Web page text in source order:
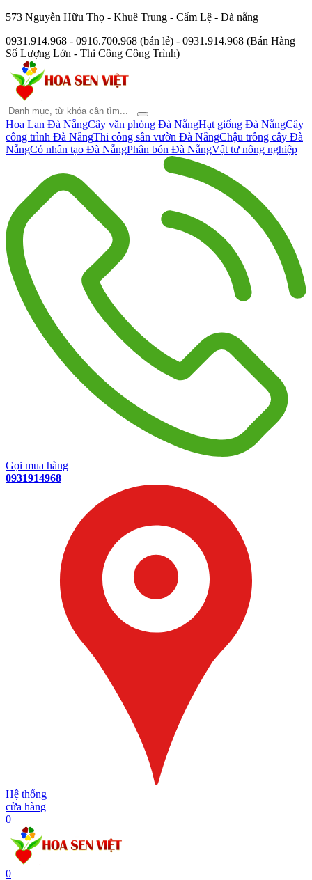
573 Nguyễn Hữu Thọ - Khuê Trung - Cẩm Lệ - Đà nẵng
0931.914.968 - 0916.700.968 (bán lẻ) - 0931.914.968 (Bán Hàng
Số Lượng Lớn - Thi Công Công Trình)
Hoa Lan Đà NẵngCây văn phòng Đà NẵngHạt giống Đà NẵngCây
công trình Đà NẵngThi công sân vườn Đà NẵngChậu trồng cây Đà
NẵngCỏ nhân tạo Đà NẵngPhân bón Đà NẵngVật tư nông nghiệp
Gọi mua hàng
0931914968
Hệ thống
cửa hàng
0
0